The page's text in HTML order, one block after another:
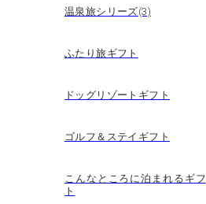
温泉旅シリーズ(3)
ふたり旅ギフト
ドッグリゾートギフト
ゴルフ＆ステイギフト
こんなところに泊まれるギフ
ト